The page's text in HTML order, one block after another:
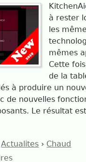
à rester
les
mêmes
Cette
de la
à produire un
de nouvelles
Le résultat
Actualites › Chaud